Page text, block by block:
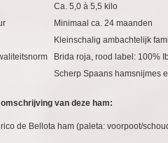
Ca. 5,0 à 5,5 kilo
Minimaal ca. 24 maanden
Kleinschalig ambachtelijk
Brida roja, rood label: 100%
Scherp Spaans hamsnijmes
van deze ham:
de Bellota ham (paleta: voorpoot/